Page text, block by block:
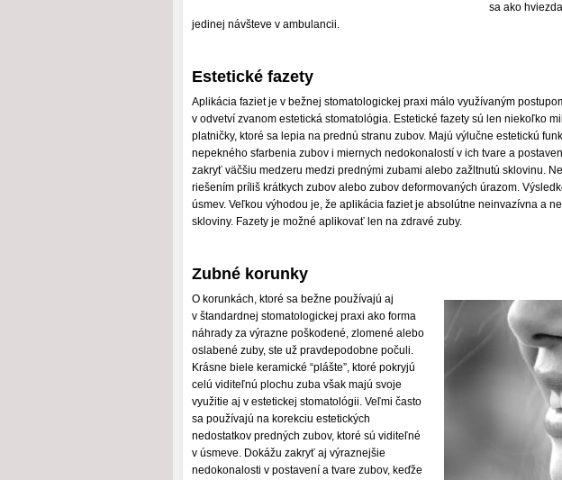
sa ako
jedinej návšteve v ambulancii.
Estetické fazety
Aplikácia faziet je v bežnej stomatologickej praxi málo využívaným
v odvetví zvanom estetická stomatológia. Estetické fazety sú len niekoľko
platničky, ktoré sa lepia na prednú stranu zubov. Majú výlučne estetickú
nepekného sfarbenia zubov i miernych nedokonalostí v ich tvare a
zakryť väčšiu medzeru medzi prednými zubami alebo zažltnutú sklovinu.
riešením príliš krátkych zubov alebo zubov deformovaných úrazom.
úsmev. Veľkou výhodou je, že aplikácia faziet je absolútne neinvazívna a
skloviny. Fazety je možné aplikovať len na zdravé zuby.
Zubné korunky
O korunkách, ktoré sa bežne používajú aj
v štandardnej stomatologickej praxi ako forma
náhrady za výrazne poškodené, zlomené alebo
oslabené zuby, ste už pravdepodobne počuli.
Krásne biele keramické “plášte”, ktoré pokryjú
celú viditeľnú plochu zuba však majú svoje
využitie aj v estetickej stomatológii. Veľmi často
sa používajú na korekciu estetických
nedostatkov predných zubov, ktoré sú viditeľné
v úsmeve. Dokážu zakryť aj výraznejšie
nedokonalosti v postavení a tvare zubov, keďže